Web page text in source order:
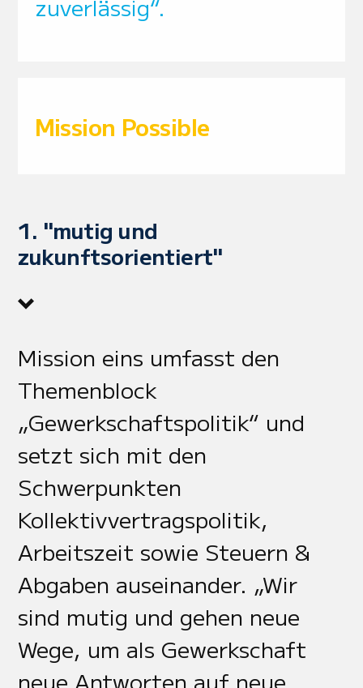
zuverlässig“.
Mission Possible
1. "mutig und
zukunftsorientiert"
Mission eins umfasst den
Themenblock
„Gewerkschaftspolitik“ und
setzt sich mit den
Schwerpunkten
Kollektivvertragspolitik,
Arbeitszeit sowie Steuern &
Abgaben auseinander. „Wir
sind mutig und gehen neue
Wege, um als Gewerkschaft
neue Antworten auf neue